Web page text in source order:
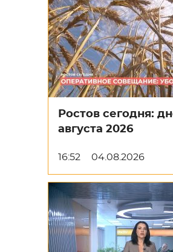
Ростов сегодня:
августа 2026
16:52 04.08.2026